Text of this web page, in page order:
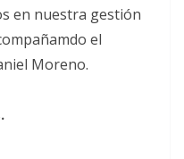
en nuestra gestión
el
Moreno.